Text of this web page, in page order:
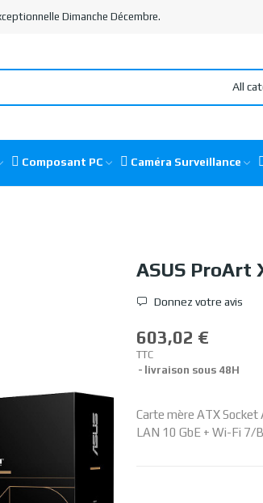
Dimanche Décembre.
All
Composant PC Caméra Surveillance
ASUS ProArt
Donnez votre avis
603,02 €
TTC
livraison sous 48H
Carte mère ATX Socket
LAN 10 GbE + Wi-Fi 7/